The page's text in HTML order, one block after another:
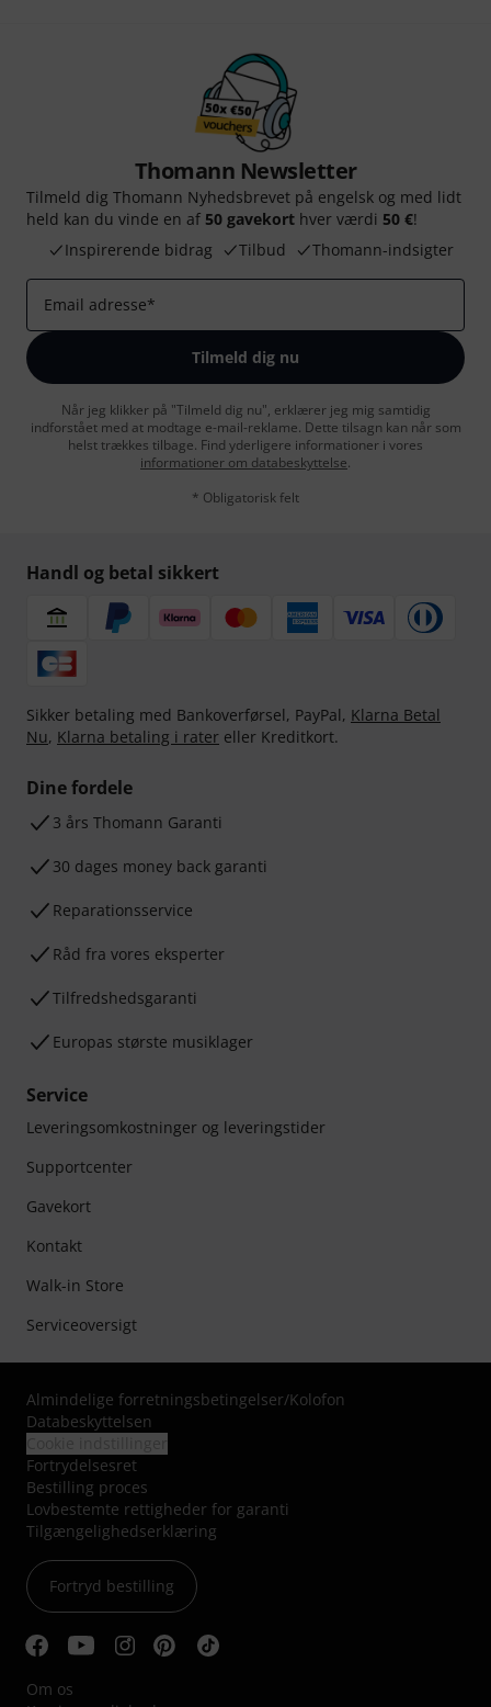
Thomann Newsletter
Tilmeld dig Thomann Nyhedsbrevet på engelsk og med lidt
held kan du vinde en af 50 gavekort hver værdi 50 €!
Inspirerende bidrag
Tilbud Thomann-indsigter
Email adresse*
Tilmeld dig nu
Når jeg klikker på "Tilmeld dig nu", erklærer jeg mig samtidig
indforstået med at modtage e-mail-reklame. Dette tilsagn kan når som
helst trækkes tilbage. Find yderligere informationer i vores
informationer om databeskyttelse.
* Obligatorisk felt
Handl og betal sikkert
Sikker betaling med Bankoverførsel, PayPal, Klarna Betal
Nu, Klarna betaling i rater eller Kreditkort.
Dine fordele
3 års Thomann Garanti
30 dages money back garanti
Reparationsservice
Råd fra vores eksperter
Tilfredshedsgaranti
Europas største musiklager
Service
Leveringsomkostninger og leveringstider
Supportcenter
Gavekort
Kontakt
Walk-in Store
Serviceoversigt
Almindelige forretningsbetingelser/Kolofon
Databeskyttelsen
Fortrydelsesret
Bestilling proces
Lovbestemte rettigheder for garanti
Tilgængelighedserklæring
Fortryd bestilling
Om os